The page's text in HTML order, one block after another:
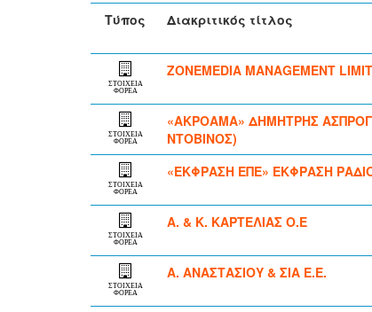
Τύπος Διακριτικός τίτλος
ΣΤΟΙΧΕΙΑ
ΦΟΡΕΑ
ZONEMEDIA MANAGEMENT
ΣΤΟΙΧΕΙΑ
ΦΟΡΕΑ
«ΑΚΡΟΑΜΑ» ΔΗΜΗΤΡΗΣ
ΝΤΟΒΙΝΟΣ)
ΣΤΟΙΧΕΙΑ
ΦΟΡΕΑ
«ΕΚΦΡΑΣΗ ΕΠΕ» ΕΚΦΡΑΣΗ
ΣΤΟΙΧΕΙΑ
ΦΟΡΕΑ
Α. & Κ. ΚΑΡΤΕΛΙΑΣ Ο.Ε
ΣΤΟΙΧΕΙΑ
ΦΟΡΕΑ
Α. ΑΝΑΣΤΑΣΙΟΥ & ΣΙΑ Ε.Ε.